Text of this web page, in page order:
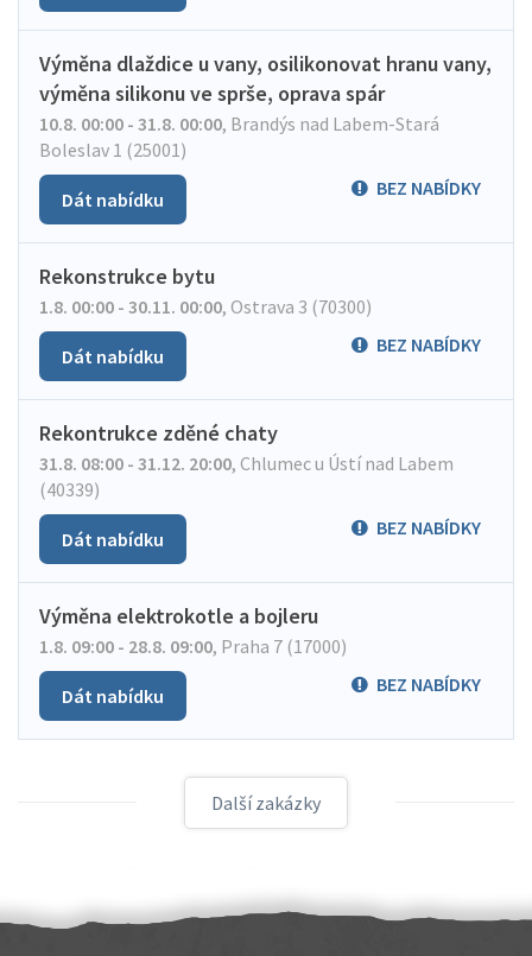
Výměna dlaždice u vany, osilikonovat hranu vany,
výměna silikonu ve sprše, oprava spár
10.8. 00:00 - 31.8. 00:00, Brandýs nad Labem-Stará
Boleslav 1 (25001)
BEZ NABÍDKY
Dát nabídku
Rekonstrukce bytu
1.8. 00:00 - 30.11. 00:00, Ostrava 3 (70300)
BEZ NABÍDKY
Dát nabídku
Rekontrukce zděné chaty
31.8. 08:00 - 31.12. 20:00, Chlumec u Ústí nad Labem
(40339)
BEZ NABÍDKY
Dát nabídku
Výměna elektrokotle a bojleru
1.8. 09:00 - 28.8. 09:00, Praha 7 (17000)
BEZ NABÍDKY
Dát nabídku
Další zakázky